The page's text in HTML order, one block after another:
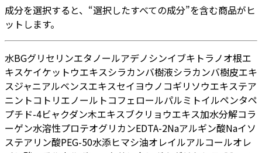
成分を選択すると、“選択したすべての成分”を含む商品がヒ
ットします。
水BGグリセリンエタノールアデノシンイブキトラノオ根エ
キスケイケットウエキスシラカンバ樹液シラカンバ樹皮エキ
スジャニアルベンスエキスセイヨウノコギリソウエキステア
ニン トコトリエノール トコフェロールパルミトイルペンタペ
プチド-4ビャクダン木エキスブクリョウエキス加水分解コラ
ーゲン水溶性プロテオグリカンEDTA-2Naアルギン酸Naイソ
ステアリン酸PEG-50水添ヒマシ油オレイルアルコールオレ